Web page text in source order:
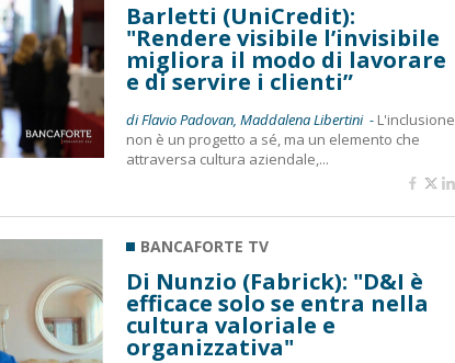
Barletti (UniCredit):
"Rendere visibile l’invisibile
migliora il modo di lavorare
e di servire i clienti”
di Flavio Padovan, Maddalena Libertini - L'inclusione
non è un progetto a sé, ma un elemento che
attraversa cultura aziendale,...
BANCAFORTE TV
Di Nunzio (Fabrick): "D&I è
efficace solo se entra nella
cultura valoriale e
organizzativa"